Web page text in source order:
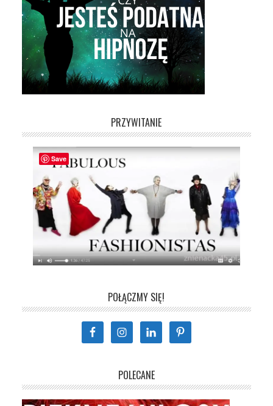
PRZYWITANIE
POŁĄCZMY SIĘ!
POLECANE
Save